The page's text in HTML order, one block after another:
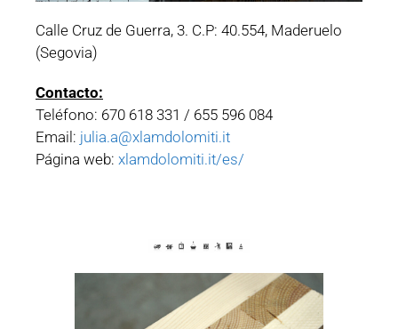
Calle Cruz de Guerra, 3. C.P: 40.554, Maderuelo
(Segovia)
Contacto:
Teléfono: 670 618 331 / 655 596 084
Email: julia.a@xlamdolomiti.it
Página web: xlamdolomiti.it/es/